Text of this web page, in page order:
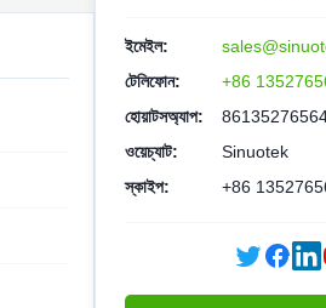
ইমেইল:
টেলিফোন:
+86
হোয়াটসঅ্যাপ:
ওয়েচ্যাট:
Sinuotek
স্কাইপ:
+86